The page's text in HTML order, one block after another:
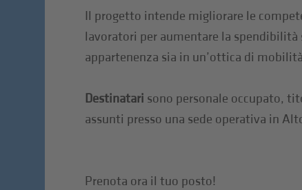
Il progetto intende migliorare le
lavoratori per aumentare la spendibilità
appartenenza sia in un’ottica di
Destinatari sono personale occupato,
assunti presso una sede operativa in
Prenota ora il tuo posto!